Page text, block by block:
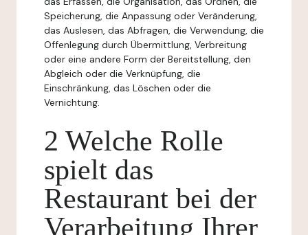
Speicherung, die Anpassung oder Veränderung,
das Auslesen, das Abfragen, die Verwendung, die
Offenlegung durch Übermittlung, Verbreitung
oder eine andere Form der Bereitstellung, den
Abgleich oder die Verknüpfung, die
Einschränkung, das Löschen oder die
Vernichtung.
2 Welche Rolle
spielt das
Restaurant bei der
Verarbeitung Ihrer